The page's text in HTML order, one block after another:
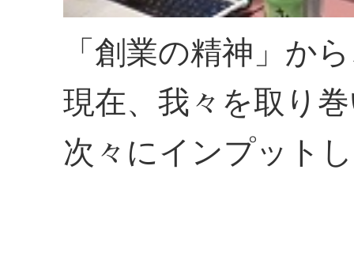
「創業の精神」か
現在、我々を取り
次々にインプット